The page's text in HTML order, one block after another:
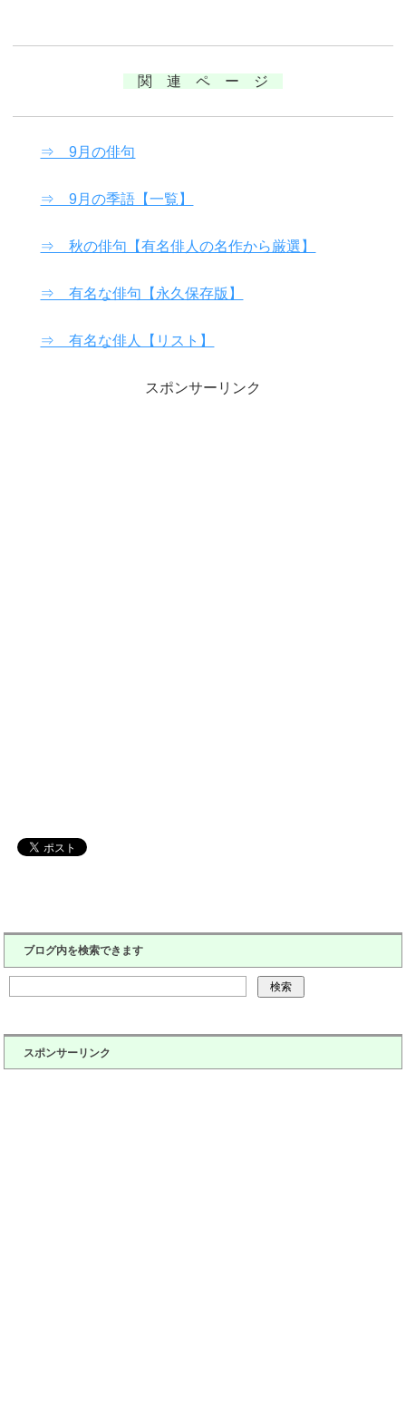
関 連 ペ ー ジ
⇒ 9月の俳句
⇒ 9月の季語【一覧】
⇒ 秋の俳句【有名俳人の名作から厳選】
⇒ 有名な俳句【永久保存版】
⇒ 有名な俳人【リスト】
スポンサーリンク
ブログ内を検索できます
スポンサーリンク